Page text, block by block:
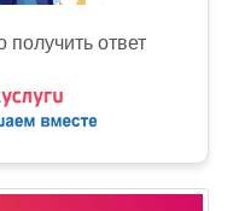
ответ